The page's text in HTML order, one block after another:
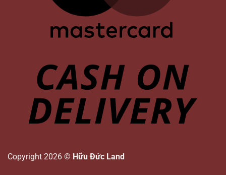
Copyright 2026 © Hữu Đức Land